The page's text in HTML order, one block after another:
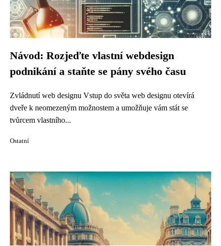
Návod: Rozjeďte vlastní webdesign
podnikání a staňte se pány svého času
Zvládnutí web designu Vstup do světa web designu otevírá
dveře k neomezeným možnostem a umožňuje vám stát se
tvůrcem vlastního...
Ostatní